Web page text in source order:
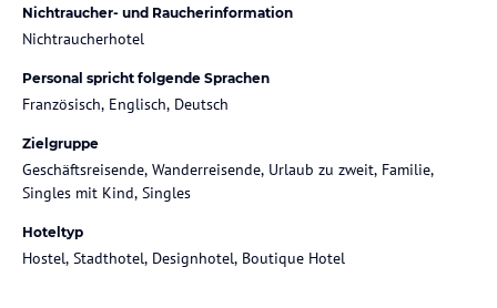
Nichtraucher- und Raucherinformation
Nichtraucherhotel
Personal spricht folgende Sprachen
Französisch, Englisch, Deutsch
Zielgruppe
Geschäftsreisende, Wanderreisende, Urlaub zu zweit, Familie,
Singles mit Kind, Singles
Hoteltyp
Hostel, Stadthotel, Designhotel, Boutique Hotel